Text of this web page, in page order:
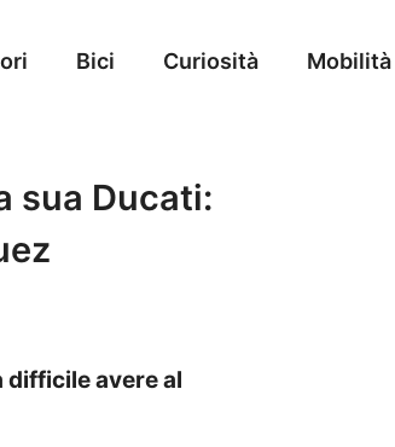
Bici Curiosità Mobilità
sua Ducati:
difficile avere al